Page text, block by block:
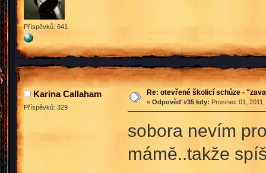
Příspěvků: 641
Karina Callaham
Příspěvků: 329
Re: otevřené školicí schůze -
« Odpověď #35 kdy: Prosinec 01,
sobora nevím
mámě..takže